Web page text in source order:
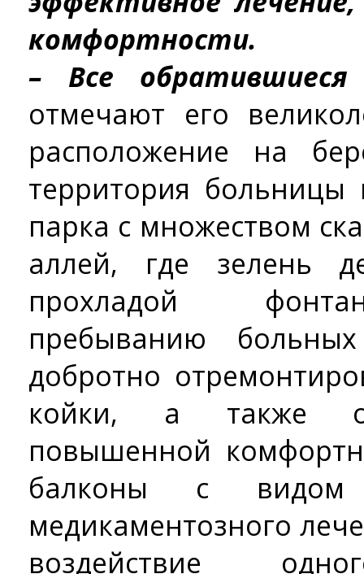
комфортности.
– Все обратившиеся
отмечают его
расположение на
территория больницы
парка с множеством
аллей, где зелень
прохладой
пребыванию
добротно
койки, а также
повышенной
балконы с
медикаментозного
воздействие